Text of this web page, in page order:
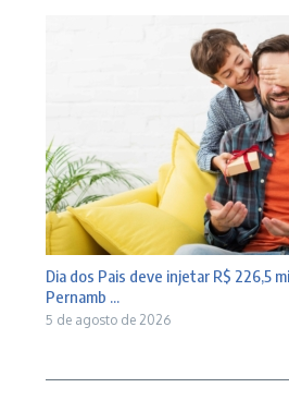
Dia dos Pais deve injetar R$ 226,5
Pernamb ...
5 de agosto de 2026